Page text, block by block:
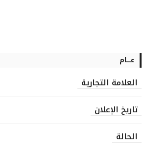
عــــام
العلامة التجارية
تاريخ الإعلان
الحالة